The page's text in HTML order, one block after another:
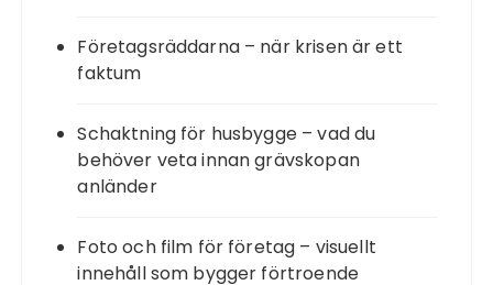
Företagsräddarna – när krisen är ett
faktum
Schaktning för husbygge – vad du
behöver veta innan grävskopan
anländer
Foto och film för företag – visuellt
innehåll som bygger förtroende